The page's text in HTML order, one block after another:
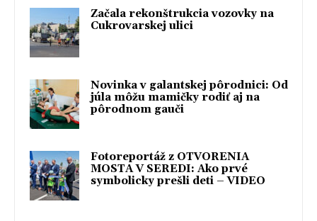
Začala rekonštrukcia vozovky na
Cukrovarskej ulici
Novinka v galantskej pôrodnici: Od
júla môžu mamičky rodiť aj na
pôrodnom gauči
Fotoreportáž z OTVORENIA
MOSTA V SEREDI: Ako prvé
symbolicky prešli deti – VIDEO